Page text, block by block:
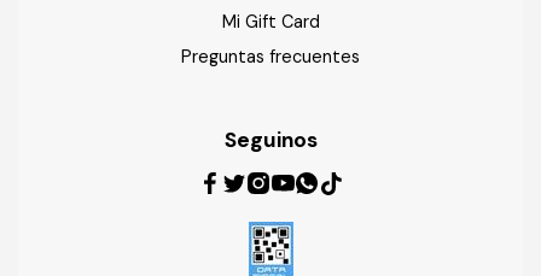
Mi Gift Card
Preguntas frecuentes
Seguinos